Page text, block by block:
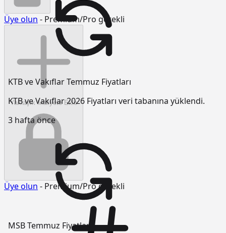
KTB ve Vakıflar Temmuz Fiyatları
KTB ve Vakıflar 2026 Fiyatları veri tabanına yüklendi.
3 hafta önce
MSB Temmuz Fiyatları
Üye olun - Premium/Pro gerekli
Yaklaşık Maliyete Ekle
Üye olun - Premium/Pro gerekli